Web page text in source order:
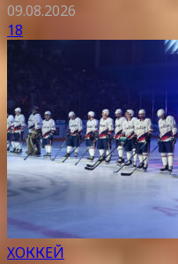
09.08.2026
18
ХОККЕЙ